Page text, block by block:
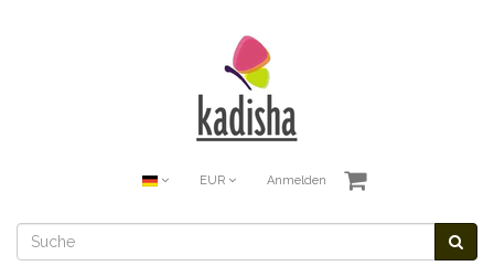
EUR Anmelden